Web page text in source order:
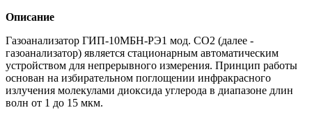
Описание
Газоанализатор ГИП-10МБН-РЭ1 мод. СО2 (далее -
газоанализатор) является стационарным автоматическим
устройством для непрерывного измерения. Принцип работы
основан на избирательном поглощении инфракрасного
излучения молекулами диоксида углерода в диапазоне длин
волн от 1 до 15 мкм.